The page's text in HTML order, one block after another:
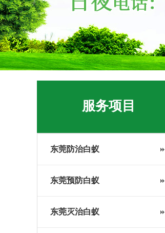
服务项目
东莞防治白蚁
东莞预防白蚁
东莞灭治白蚁